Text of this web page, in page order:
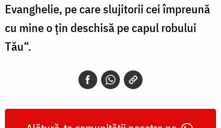
Evanghelie, pe care slujitorii cei împreună
cu mine o ţin deschisă pe capul robului
Tău“.